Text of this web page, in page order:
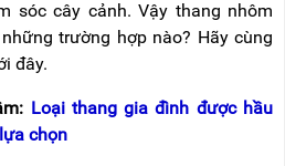
sóc cây cảnh. Vậy thang nhôm
trường hợp nào? Hãy cùng
đây.
Loại thang gia đình được hầu
chọn